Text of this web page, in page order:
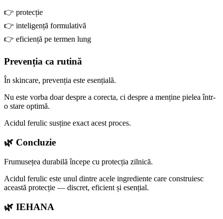
👉 protecție
👉 inteligență formulativă
👉 eficiență pe termen lung
Prevenția ca rutină
În skincare, prevenția este esențială.
Nu este vorba doar despre a corecta, ci despre a menține pielea într-
o stare optimă.
Acidul ferulic susține exact acest proces.
🌿 Concluzie
Frumusețea durabilă începe cu protecția zilnică.
Acidul ferulic este unul dintre acele ingrediente care construiesc
această protecție — discret, eficient și esențial.
🌿 IEHANA